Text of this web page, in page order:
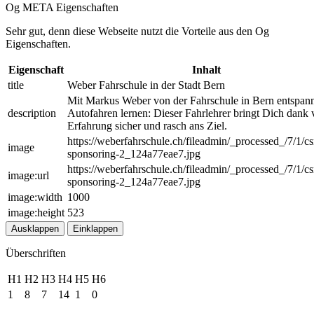
Og META Eigenschaften
Sehr gut, denn diese Webseite nutzt die Vorteile aus den Og
Eigenschaften.
Eigenschaft
Inhalt
title
Weber Fahrschule in der Stadt Bern
description
Mit Markus Weber von der Fahrschule in Bern
Autofahren lernen: Dieser Fahrlehrer bringt Dich dank
Erfahrung sicher und rasch ans Ziel.
image
https://weberfahrschule.ch/fileadmin/_processed_/7/1/
sponsoring-2_124a77eae7.jpg
image:url
https://weberfahrschule.ch/fileadmin/_processed_/7/1/
sponsoring-2_124a77eae7.jpg
image:width 1000
image:height 523
Ausklappen Einklappen
Überschriften
H1 H2 H3 H4 H5 H6
1
8 7 14 1 0